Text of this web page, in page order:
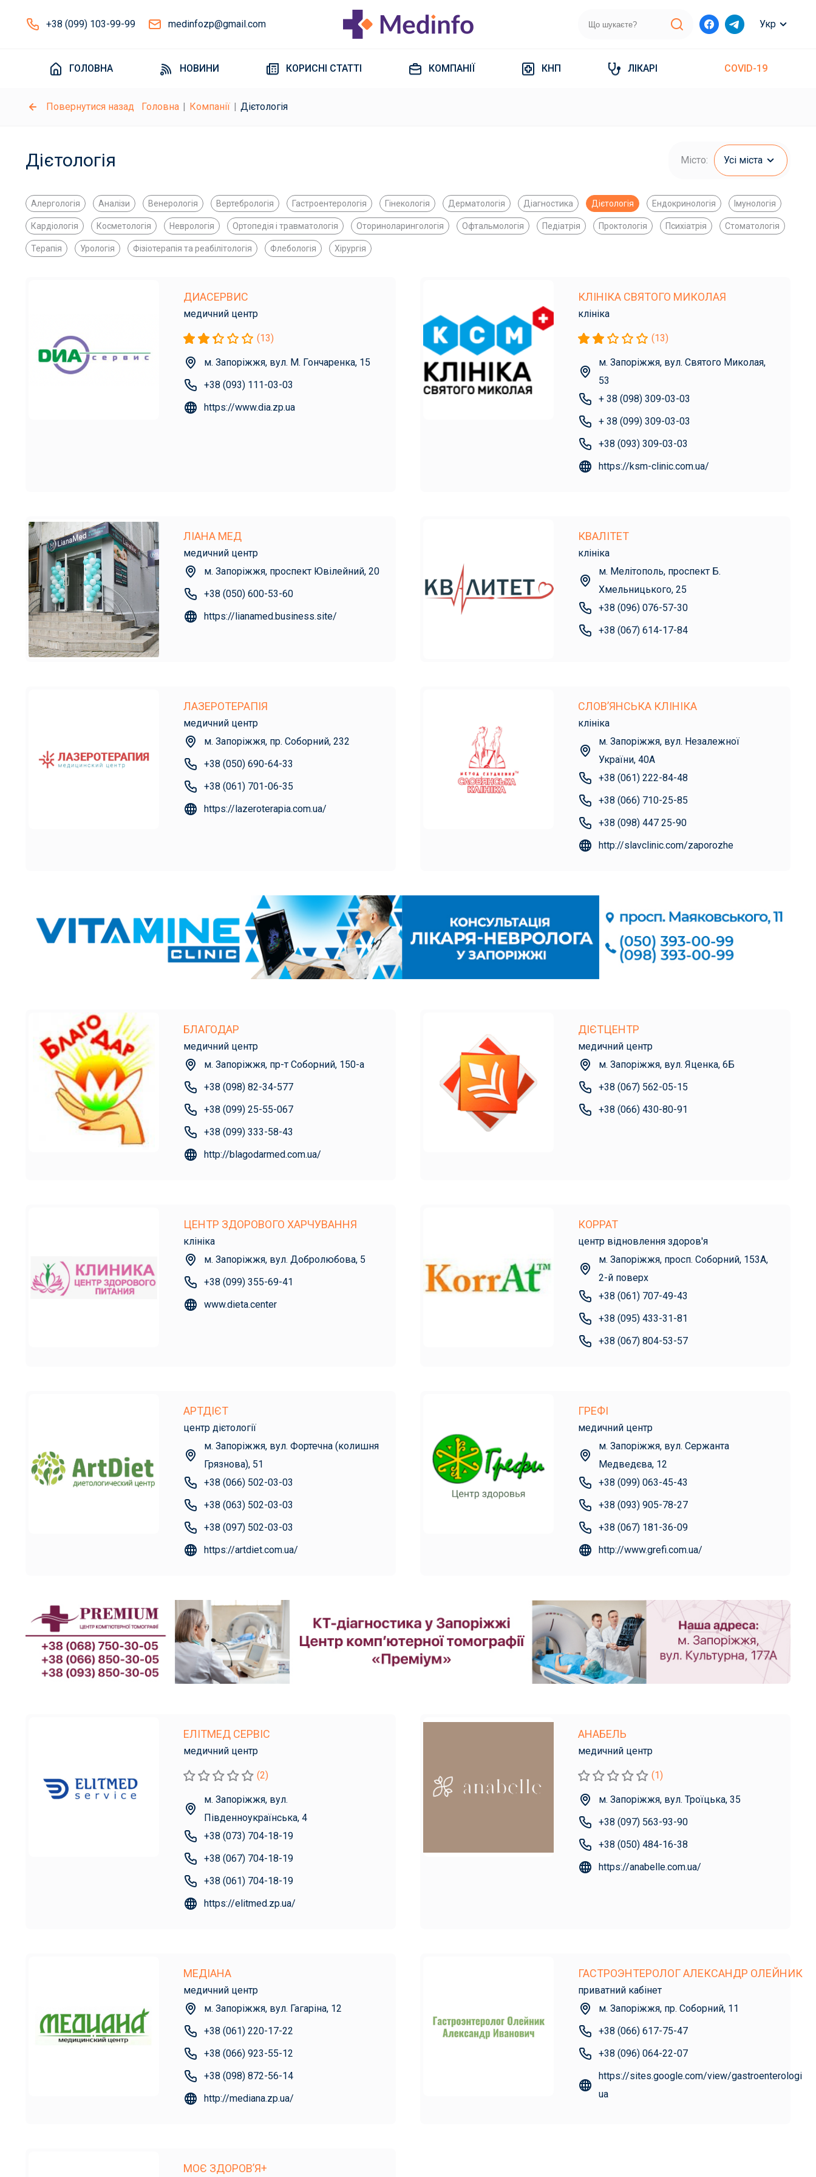
+38 (099) 103-99-99 medinfozp@gmail.com Укр
ГОЛОВНА НОВИНИ КОРИСНІ СТАТТІ КОМПАНІЇ КНП ЛІКАРІ COVID-19
Повернутися назад Головна Компанії Дієтологія
Дієтологія Місто: Усі міста
Алергологія Аналізи Венерологія Вертебрологія Гастроентерологія Гінекологія Дерматологія Діагностика Дієтологія Ендокринологія Імунологія
Кардіологія Косметологія Неврологія Ортопедія і травматологія Оториноларингологія Офтальмологія Педіатрія Проктологія Психіатрія Стоматологія
Терапія Урологія Фізіотерапія та реабілітологія Флебологія Хірургія
ДИАСЕРВИС
медичний центр
(13)
м. Запоріжжя, вул. М. Гончаренка, 15
+38 (093) 111-03-03
https://www.dia.zp.ua
КЛІНІКА СВЯТОГО МИКОЛАЯ
клініка
(13)
м. Запоріжжя, вул. Святого Миколая,
53
+ 38 (098) 309-03-03
+ 38 (099) 309-03-03
+38 (093) 309-03-03
https://ksm-clinic.com.ua/
ЛІАНА МЕД
медичний центр
м. Запоріжжя, проспект Ювілейний, 20
+38 (050) 600-53-60
https://lianamed.business.site/
КВАЛІТЕТ
клініка
м. Мелітополь, проспект Б.
Хмельницького, 25
+38 (096) 076-57-30
+38 (067) 614-17-84
ЛАЗЕРОТЕРАПІЯ
медичний центр
м. Запоріжжя, пр. Соборний, 232
+38 (050) 690-64-33
+38 (061) 701-06-35
https://lazeroterapia.com.ua/
СЛОВ’ЯНСЬКА КЛІНІКА
клініка
м. Запоріжжя, вул. Незалежної
України, 40А
+38 (061) 222-84-48
+38 (066) 710-25-85
+38 (098) 447 25-90
http://slavclinic.com/zaporozhe
БЛАГОДАР
медичний центр
м. Запоріжжя, пр-т Соборний, 150-а
+38 (098) 82-34-577
+38 (099) 25-55-067
+38 (099) 333-58-43
http://blagodarmed.com.ua/
ДІЄТЦЕНТР
медичний центр
м. Запоріжжя, вул. Яценка, 6Б
+38 (067) 562-05-15
+38 (066) 430-80-91
ЦЕНТР ЗДОРОВОГО ХАРЧУВАННЯ
клініка
м. Запоріжжя, вул. Добролюбова, 5
+38 (099) 355-69-41
www.dieta.center
КОРРАТ
центр відновлення здоров'я
м. Запоріжжя, просп. Соборний, 153А,
2-й поверх
+38 (061) 707-49-43
+38 (095) 433-31-81
+38 (067) 804-53-57
АРТДІЄТ
центр дієтології
м. Запоріжжя, вул. Фортечна (колишня
Грязнова), 51
+38 (066) 502-03-03
+38 (063) 502-03-03
+38 (097) 502-03-03
https://artdiet.com.ua/
ГРЕФІ
медичний центр
м. Запоріжжя, вул. Сержанта
Медведєва, 12
+38 (099) 063-45-43
+38 (093) 905-78-27
+38 (067) 181-36-09
http://www.grefi.com.ua/
ЕЛІТМЕД СЕРВІС
медичний центр
(2)
м. Запоріжжя, вул.
Південноукраїнська, 4
+38 (073) 704-18-19
+38 (067) 704-18-19
+38 (061) 704-18-19
https://elitmed.zp.ua/
АНАБЕЛЬ
медичний центр
(1)
м. Запоріжжя, вул. Троїцька, 35
+38 (097) 563-93-90
+38 (050) 484-16-38
https://anabelle.com.ua/
МЕДІАНА
медичний центр
м. Запоріжжя, вул. Гагаріна, 12
+38 (061) 220-17-22
+38 (066) 923-55-12
+38 (098) 872-56-14
http://mediana.zp.ua/
ГАСТРОЭНТЕРОЛОГ АЛЕКСАНДР ОЛЕЙНИК
приватний кабінет
м. Запоріжжя, пр. Соборний, 11
+38 (066) 617-75-47
+38 (096) 064-22-07
https://sites.google.com/view/gastroenterologist-
ua
МОЄ ЗДОРОВ’Я+